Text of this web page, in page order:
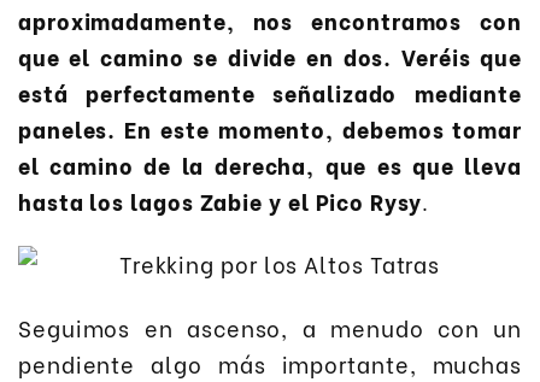
aproximadamente, nos encontramos con
que el camino se divide en dos. Veréis que
está perfectamente señalizado mediante
paneles. En este momento, debemos tomar
el camino de la derecha, que es que lleva
hasta los lagos Zabie y el Pico Rysy.
Seguimos en ascenso, a menudo con un
pendiente algo más importante, muchas